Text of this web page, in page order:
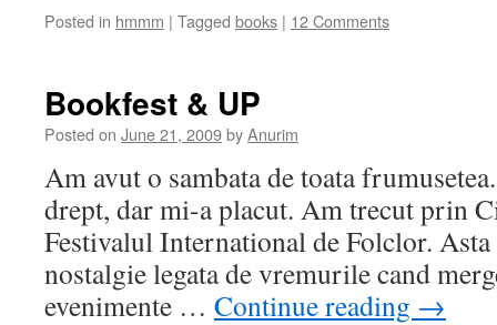
Posted in hmmm | Tagged books | 12 Comments
Bookfest & UP
Posted on June 21, 2009byAnurim
Am avut o sambata de toata
drept, dar mi-a placut. Am trecut prin
Festivalul International de Folclor.
nostalgie legata de vremurile cand
evenimente … Continue reading →